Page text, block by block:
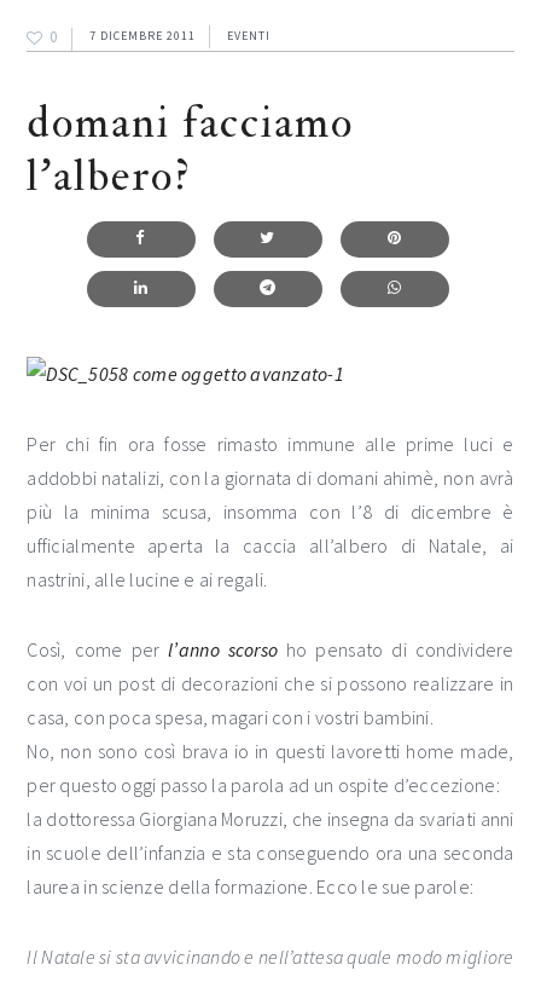
0 7 DICEMBRE 2011 EVENTI
domani facciamo
l’albero?
Per chi fin ora fosse rimasto immune alle prime luci e
addobbi natalizi, con la giornata di domani ahimè, non avrà
più la minima scusa, insomma con l’8 di dicembre è
ufficialmente aperta la caccia all’albero di Natale, ai
nastrini, alle lucine e ai regali.
Così, come perl’anno scorso ho pensato di condividere
con voi un post di decorazioni che si possono realizzare in
casa, con poca spesa, magari con i vostri bambini.
No, non sono così brava io in questi lavoretti home made,
per questo oggi passo la parola ad un ospite d’eccezione:
la dottoressa Giorgiana Moruzzi, che insegna da svariati anni
in scuole dell’infanzia e sta conseguendo ora una seconda
laurea in scienze della formazione. Ecco le sue parole:
Il Natale si sta avvicinando e nell’attesa quale modo migliore